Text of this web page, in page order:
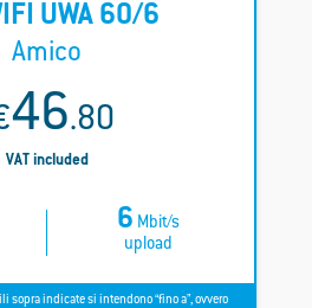
UWA 60/6
Amico
46.80
VAT included
6 Mbit/s
upload
sopra indicate si intendono “fino a”, ovvero